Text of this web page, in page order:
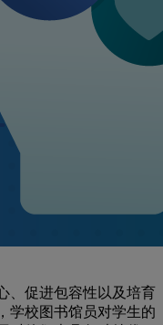
、促进包容性以及培育
学校图书馆员对学生的